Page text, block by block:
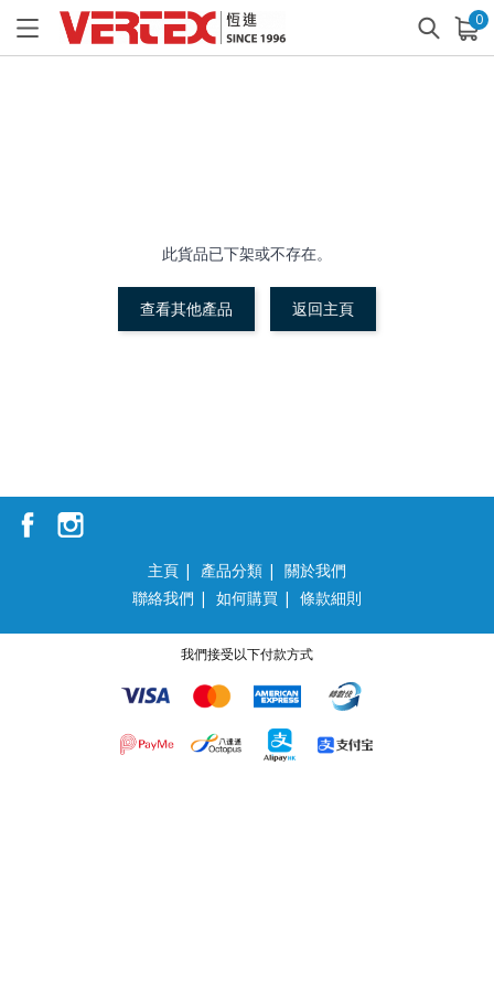
0
已加入購物車 查看
此貨品已下架或不存在。
查看其他產品 返回主頁
主頁 | 產品分類 | 關於我們
聯絡我們 | 如何購買 | 條款細則
我們接受以下付款方式